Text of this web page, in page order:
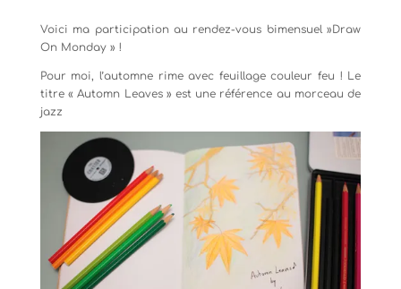
Voici ma participation au rendez-vous bimensuel »Draw
On Monday » !
Pour moi, l’automne rime avec feuillage couleur feu ! Le
titre « Automn Leaves » est une référence au morceau de
jazz